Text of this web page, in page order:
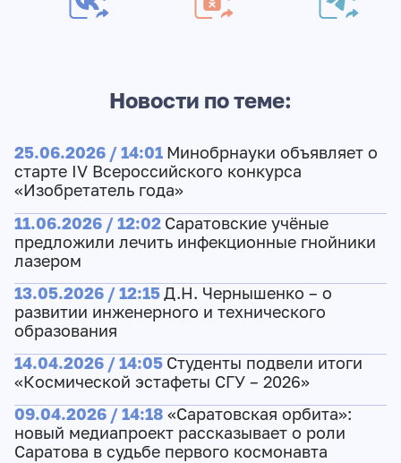
Новости по теме:
25.06.2026 / 14:01 Минобрнауки объявляет о
старте IV Всероссийского конкурса
«Изобретатель года»
11.06.2026 / 12:02 Саратовские учёные
предложили лечить инфекционные гнойники
лазером
13.05.2026 / 12:15Д.Н. Чернышенко – о
развитии инженерного и технического
образования
14.04.2026 / 14:05 Студенты подвели итоги
«Космической эстафеты СГУ – 2026»
09.04.2026 / 14:18 «Саратовская орбита»:
новый медиапроект рассказывает о роли
Саратова в судьбе первого космонавта